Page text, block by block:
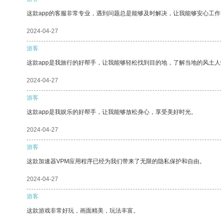
这款app的客服非常专业，遇到问题总是能够及时解决，让我能够安心工
2024-04-27
游客
这款app是我旅行的好帮手，让我能够轻松找到目的地，了解当地的风土
2024-04-27
游客
这款app是我娱乐的好帮手，让我能够放松身心，享受美好时光。
2024-04-27
游客
这款加速器VPM应用程序已经为我们带来了无限的隐私保护和自由。
2024-04-27
游客
这款游戏非常好玩，画面精美，玩法丰富。